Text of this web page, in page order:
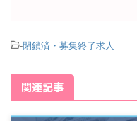
-閉鎖済・募集終了求人
関連記事